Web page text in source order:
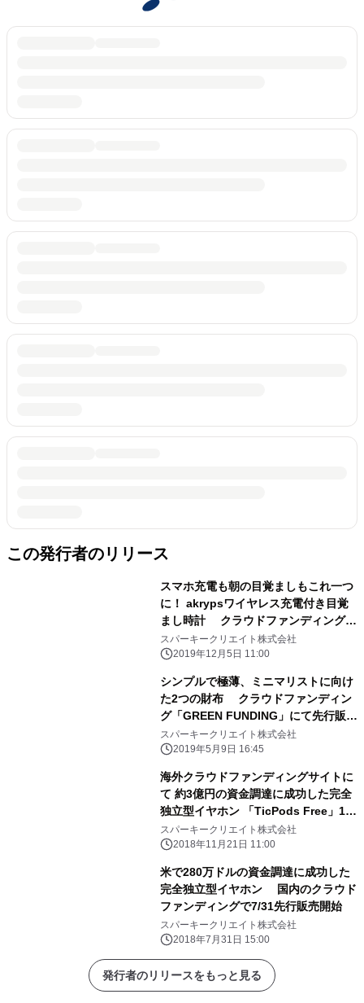
この発行者のリリース
スマホ充電も朝の目覚ましもこれ一つ
に！ akrypsワイヤレス充電付き目覚
まし時計 クラウドファンディング
「GREEN FUNDING」にて先行販売
中！
スパーキークリエイト株式会社
2019年12月5日 11:00
シンプルで極薄、ミニマリストに向け
た2つの財布 クラウドファンディン
グ「GREEN FUNDING」にて先行販売
中！
スパーキークリエイト株式会社
2019年5月9日 16:45
海外クラウドファンディングサイトに
て 約3億円の資金調達に成功した完全
独立型イヤホン 「TicPods Free」12
月1日より一般販売開始
スパーキークリエイト株式会社
2018年11月21日 11:00
米で280万ドルの資金調達に成功した
完全独立型イヤホン 国内のクラウド
ファンディングで7/31先行販売開始
スパーキークリエイト株式会社
2018年7月31日 15:00
発行者のリリースをもっと見る